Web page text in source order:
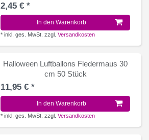
2,45 € *
In den Warenkorb
*inkl. ges. MwSt. zzgl.Versandkosten
Halloween Luftballons Fledermaus 30
cm 50 Stück
11,95 € *
In den Warenkorb
*inkl. ges. MwSt. zzgl.Versandkosten